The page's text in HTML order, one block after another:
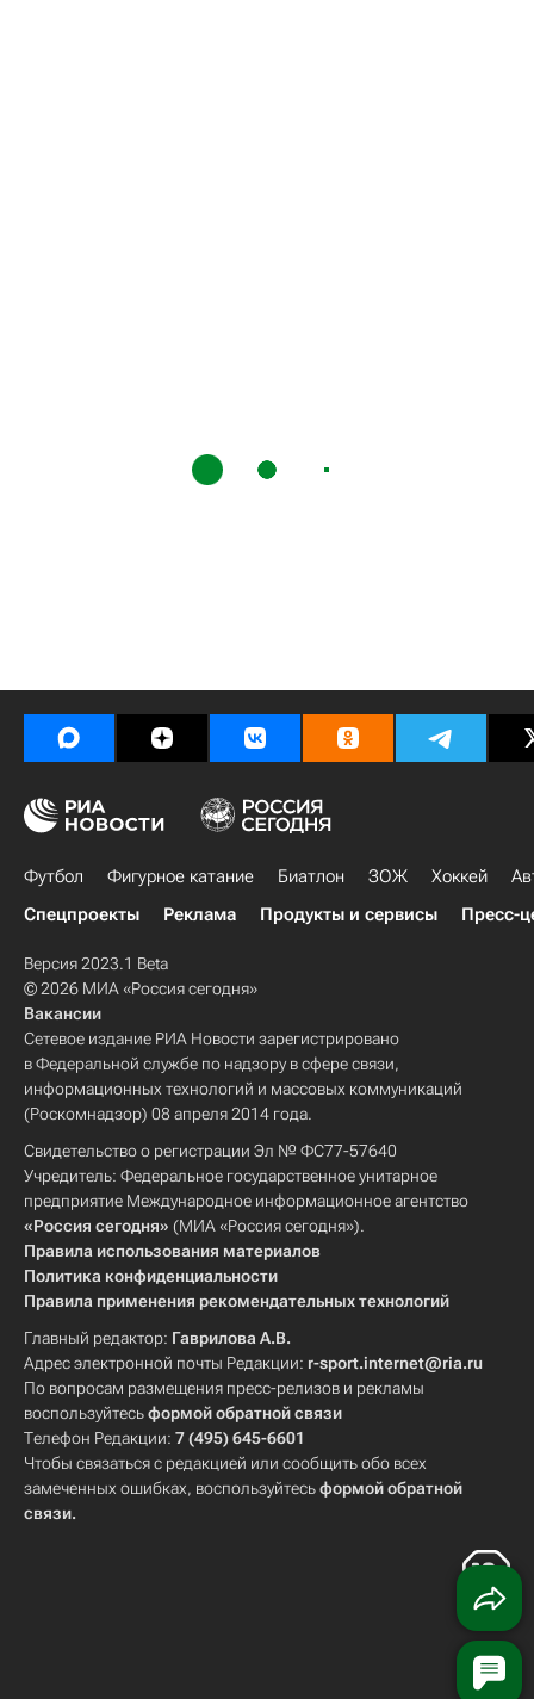
Футбол Фигурное катание Биатлон ЗОЖ Хоккей
Спецпроекты
Реклама Продукты и сервисы Пресс-
Версия 2023.1 Beta
© 2026 МИА «Россия сегодня»
Вакансии
Сетевое издание РИА Новости зарегистрировано
в Федеральной службе по надзору в сфере связи,
информационных технологий и массовых коммуникаций
(Роскомнадзор) 08 апреля 2014 года.
Свидетельство о регистрации Эл № ФС77-57640
Учредитель: Федеральное государственное унитарное
предприятие Международное информационное агентство
«Россия сегодня» (МИА «Россия сегодня»).
Правила использования материалов
Политика конфиденциальности
Правила применения рекомендательных технологий
Главный редактор: Гаврилова А.В.
Адрес электронной почты Редакции: r-sport.internet@ria.ru
По вопросам размещения пресс-релизов и рекламы
воспользуйтесьформой обратной связи
Телефон Редакции: 7 (495) 645-6601
Чтобы связаться с редакцией или сообщить обо всех
замеченных ошибках, воспользуйтесьформой обратной
связи.